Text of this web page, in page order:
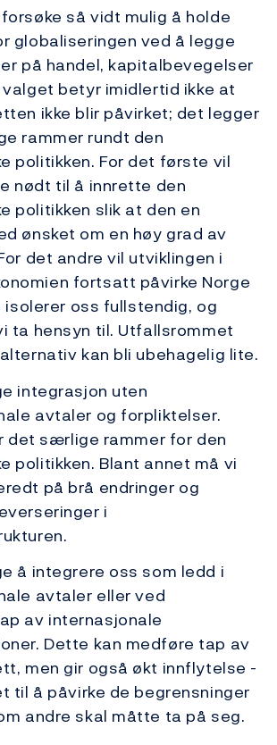
så vidt mulig å holde
globaliseringen ved å legge
på handel, kapitalbevegelser
betyr imidlertid ikke at
ikke blir påvirket; det legger
rammer rundt den
politikken. For det første vil
nødt til å innrette den
politikken slik at den en
ønsket om en høy grad av
det andre vil utviklingen i
fortsatt påvirke Norge
isolerer oss fullstendig, og
ta hensyn til. Utfallsrommet
kan bli ubehagelig lite.
integrasjon uten
avtaler og forpliktelser.
det særlige rammer for den
politikken. Blant annet må vi
på brå endringer og
i
å integrere oss som ledd i
avtaler eller ved
av internasjonale
Dette kan medføre tap av
men gir også økt innflytelse -
til å påvirke de begrensninger
andre skal måtte ta på seg.